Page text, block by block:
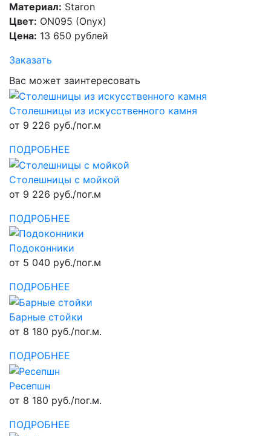
Материал: Staron
Цвет: ON095 (Onyx)
Цена: 13 650 рублей
Заказать
Вас может заинтересовать
Столешницы из искусственного камня
от 9 226 руб./пог.м
ПОДРОБНЕЕ
Столешницы с мойкой
от 9 226 руб./пог.м
ПОДРОБНЕЕ
Подоконники
от 5 040 руб./пог.м
ПОДРОБНЕЕ
Барные стойки
от 8 180 руб./пог.м.
ПОДРОБНЕЕ
Ресепшн
от 8 180 руб./пог.м.
ПОДРОБНЕЕ